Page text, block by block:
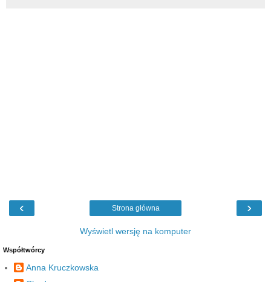
‹ ›
Strona główna
Wyświetl wersję na komputer
Współtwórcy
Anna Kruczkowska